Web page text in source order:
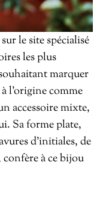
le site spécialisé
les plus
marquer
l’origine comme
accessoire mixte,
Sa forme plate,
d’initiales, de
confère à ce bijou